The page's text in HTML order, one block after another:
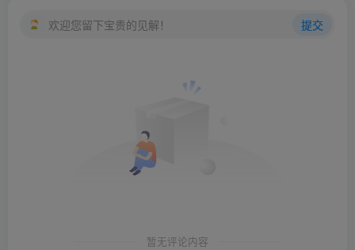
欢迎您留下宝贵的见解！ 提交
暂无评论内容